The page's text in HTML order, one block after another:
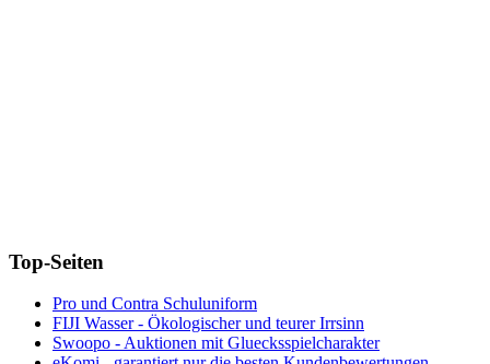
Top-Seiten
Pro und Contra Schuluniform
FIJI Wasser - Ökologischer und teurer Irrsinn
Swoopo - Auktionen mit Gluecksspielcharakter